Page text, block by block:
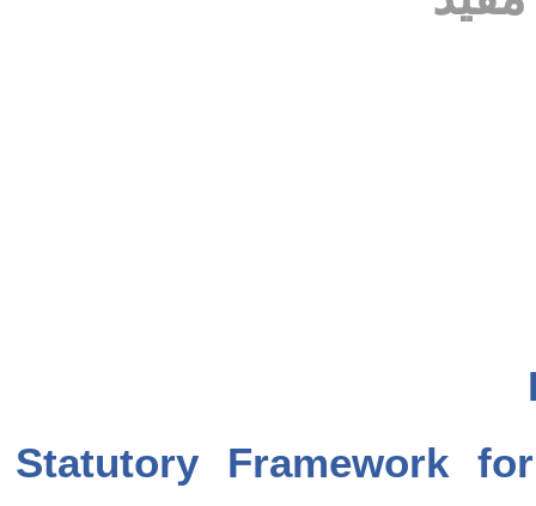
Statutory Framework